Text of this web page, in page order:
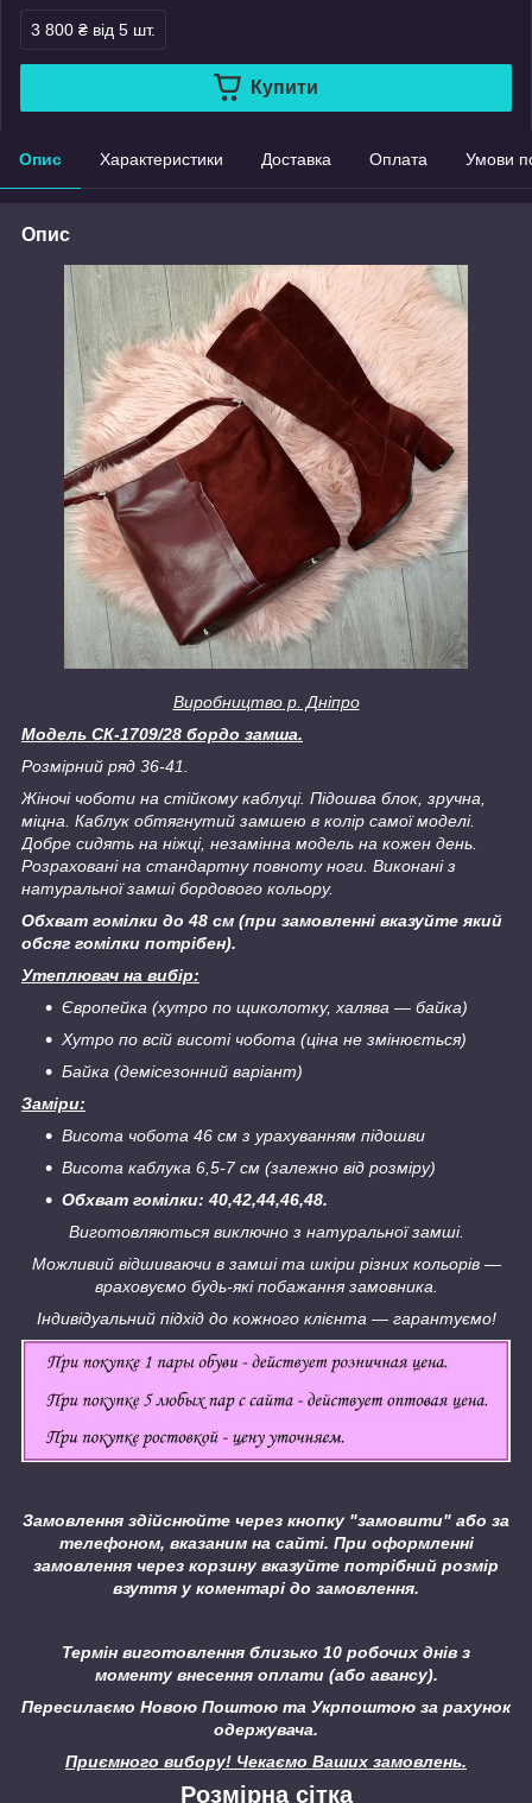
3 800 ₴ від 5 шт.
Купити
Опис Характеристики Доставка Оплата Умови
Опис
Виробництвор. Дніпро
Модель СК-1709/28 бордо замша.
Розмірний ряд 36-41.
Жіночі чоботи на стійкому каблуці. Підошва блок, зручна,
міцна. Каблук обтягнутий замшею в колір самої моделі.
Добре сидять на ніжці, незамінна модель на кожен день.
Розраховані на стандартну повноту ноги. Виконані з
натуральної замші бордового кольору.
Обхват гомілки до 48 см (при замовленні вказуйте який
обсяг гомілки потрібен).
Утеплювач на вибір:
Європейка (хутро по щиколотку, халява ― байка)
Хутро по всій висоті чобота (ціна не змінюється)
Байка (демісезонний варіант)
Заміри:
Висота чобота 46 см з урахуванням підошви
Висота каблука 6,5-7 см (залежно від розміру)
Обхват гомілки: 40,42,44,46,48.
Виготовляються виключно з натуральної замші.
Можливий відшиваючи в замші та шкіри різних кольорів ―
враховуємо будь-які побажання замовника.
Індивідуальний підхід до кожного клієнта ― гарантуємо!
Замовлення здійснюйте через кнопку "замовити" або за
телефоном, вказаним на сайті. При оформленні
замовлення через корзину вказуйте потрібний розмір
взуття у коментарі до замовлення.
Термін виготовлення близько 10 робочих днів з
моменту внесення оплати (або авансу).
Пересилаємо Новою Поштою та Укрпоштою за рахунок
одержувача.
Приємного вибору! Чекаємо Ваших замовлень.
Розмірна сітка